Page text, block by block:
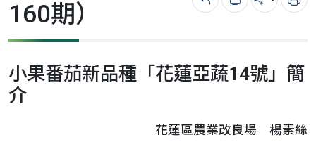
160期）
回上一頁錯誤回報
分享 列
小果番茄新品種「花蓮亞蔬14號」簡
介
花蓮區農業改良場 楊素絲